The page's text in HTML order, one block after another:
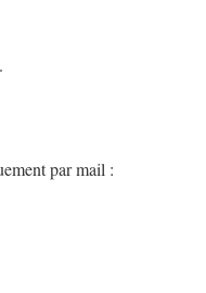
par mail :